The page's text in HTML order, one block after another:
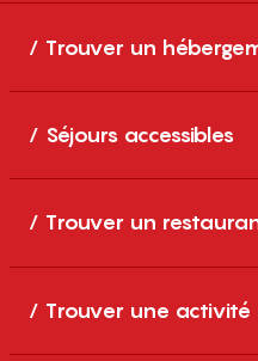
Trouver un
Séjours accessibles
Trouver un
Trouver une activité
?
PRO
site